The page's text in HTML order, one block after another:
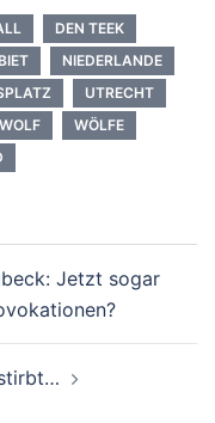
DEN TEEK
NIEDERLANDE
UTRECHT
WOLF
WÖLFE
Jetzt sogar